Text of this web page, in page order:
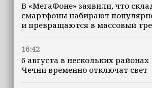
В «МегаФоне» заявили, что
смартфоны набирают
и превращаются в массовый
16:42
6 августа в нескольких районах
Чечни временно отключат свет